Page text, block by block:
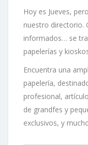
Hoy es Jueves,
nuestro directorio.
informados… se
papelerías y
Encuentra una
papelería,
profesional,
de grandfes y
exclusivos, y